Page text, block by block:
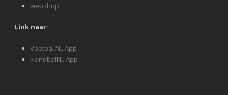
webshop
Link naar:
Voetbal.NL App
HandbalNL App